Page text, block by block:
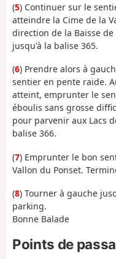
(5) Continuer sur le
atteindre la Cime de la
direction de la Baisse
jusqu'à la balise 365.
(6) Prendre alors à
sentier en pente raide.
atteint, emprunter le
éboulis sans grosse
pour parvenir aux Lacs
balise 366.
(7) Emprunter le bon
Vallon du Ponset.
(8) Tourner à gauche
parking.
Bonne Balade
Points de